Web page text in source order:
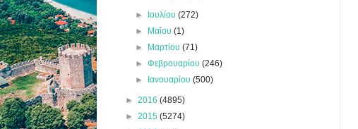
► Ιουλίου(272)
► Μαΐου(1)
► Μαρτίου(71)
►Φεβρουαρίου(246)
► Ιανουαρίου(500)
► 2016 (4895)
► 2015 (5274)